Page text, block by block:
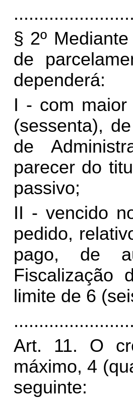
§ 2º
de
dependerá:
I - com
(sessenta),
de
parecer do
passivo;
II - vencido
pedido,
pago, de
Fiscalização
limite de 6
Art. 11. O
máximo, 4
seguinte: